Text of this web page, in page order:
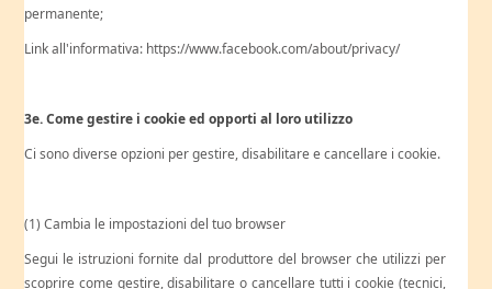
permanente;
Link all'informativa: https://www.facebook.com/about/privacy/
3e. Come gestire i cookie ed opporti al loro utilizzo
Ci sono diverse opzioni per gestire, disabilitare e cancellare i cookie.
(1) Cambia le impostazioni del tuo browser
Segui le istruzioni fornite dal produttore del browser che utilizzi per
scoprire come gestire, disabilitare o cancellare tutti i cookie (tecnici,